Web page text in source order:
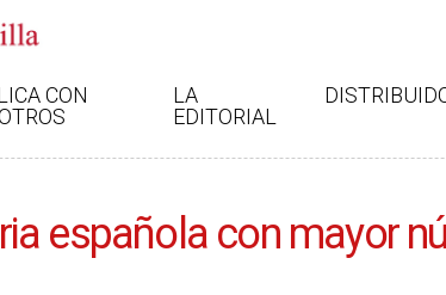
CON
LA
EDITORIAL
española con mayor